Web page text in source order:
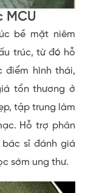
MCU
bề mặt niêm
trúc, từ đó hỗ
điểm hình thái,
tổn thương ở
tập trung làm
Hỗ trợ phân
sĩ đánh giá
sớm ung thư.